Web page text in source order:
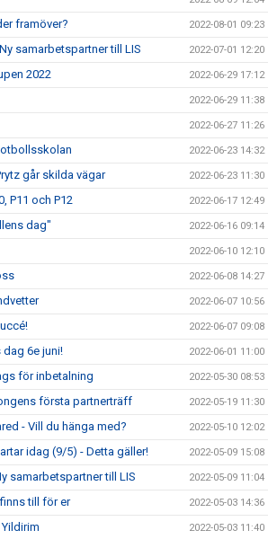
framöver? 2022-08-01 09:23
samarbetspartner till LIS 2022-07-01 12:20
2022 2022-06-29 17:12
2022-06-29 11:38
2022-06-27 11:26
2022-06-23 14:32
går skilda vägar 2022-06-23 11:30
P11 och P12 2022-06-17 12:49
dag" 2022-06-16 09:14
2022-06-10 12:10
2022-06-08 14:27
2022-06-07 10:56
2022-06-07 09:08
dag 6e juni! 2022-06-01 11:00
för inbetalning 2022-05-30 08:53
första partnerträff 2022-05-19 11:30
- Vill du hänga med? 2022-05-10 12:02
idag (9/5) - Detta gäller! 2022-05-09 15:08
samarbetspartner till LIS 2022-05-09 11:04
till för er 2022-05-03 14:36
2022-05-03 11:40